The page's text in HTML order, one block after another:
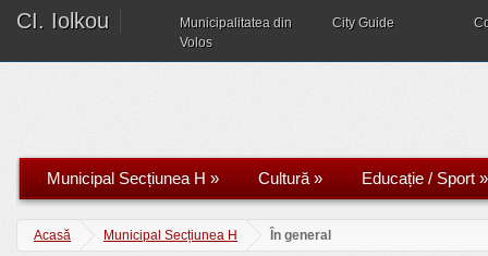
CI. Iolkou
Municipalitatea din
Volos
City Guide
Municipal Secțiunea H » Cultură» Educație / Sport »
Acasă Municipal Secțiunea H În general